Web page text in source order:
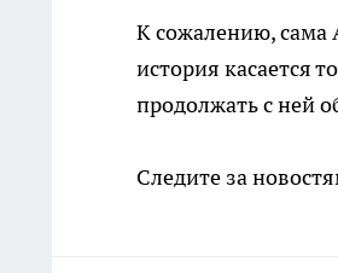
К сожалению, сама
история касается
продолжать с ней
Следите за